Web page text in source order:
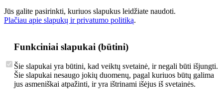
Jūs galite pasirinkti, kuriuos slapukus leidžiate naudoti.
Plačiau apie slapukų ir privatumo politiką.
Funkciniai slapukai (būtini)
Šie slapukai yra būtini, kad veiktų svetainė, ir negali būti išjungti.
Šie slapukai nesaugo jokių duomenų, pagal kuriuos būtų galima
jus asmeniškai atpažinti, ir yra ištrinami išėjus iš svetainės.